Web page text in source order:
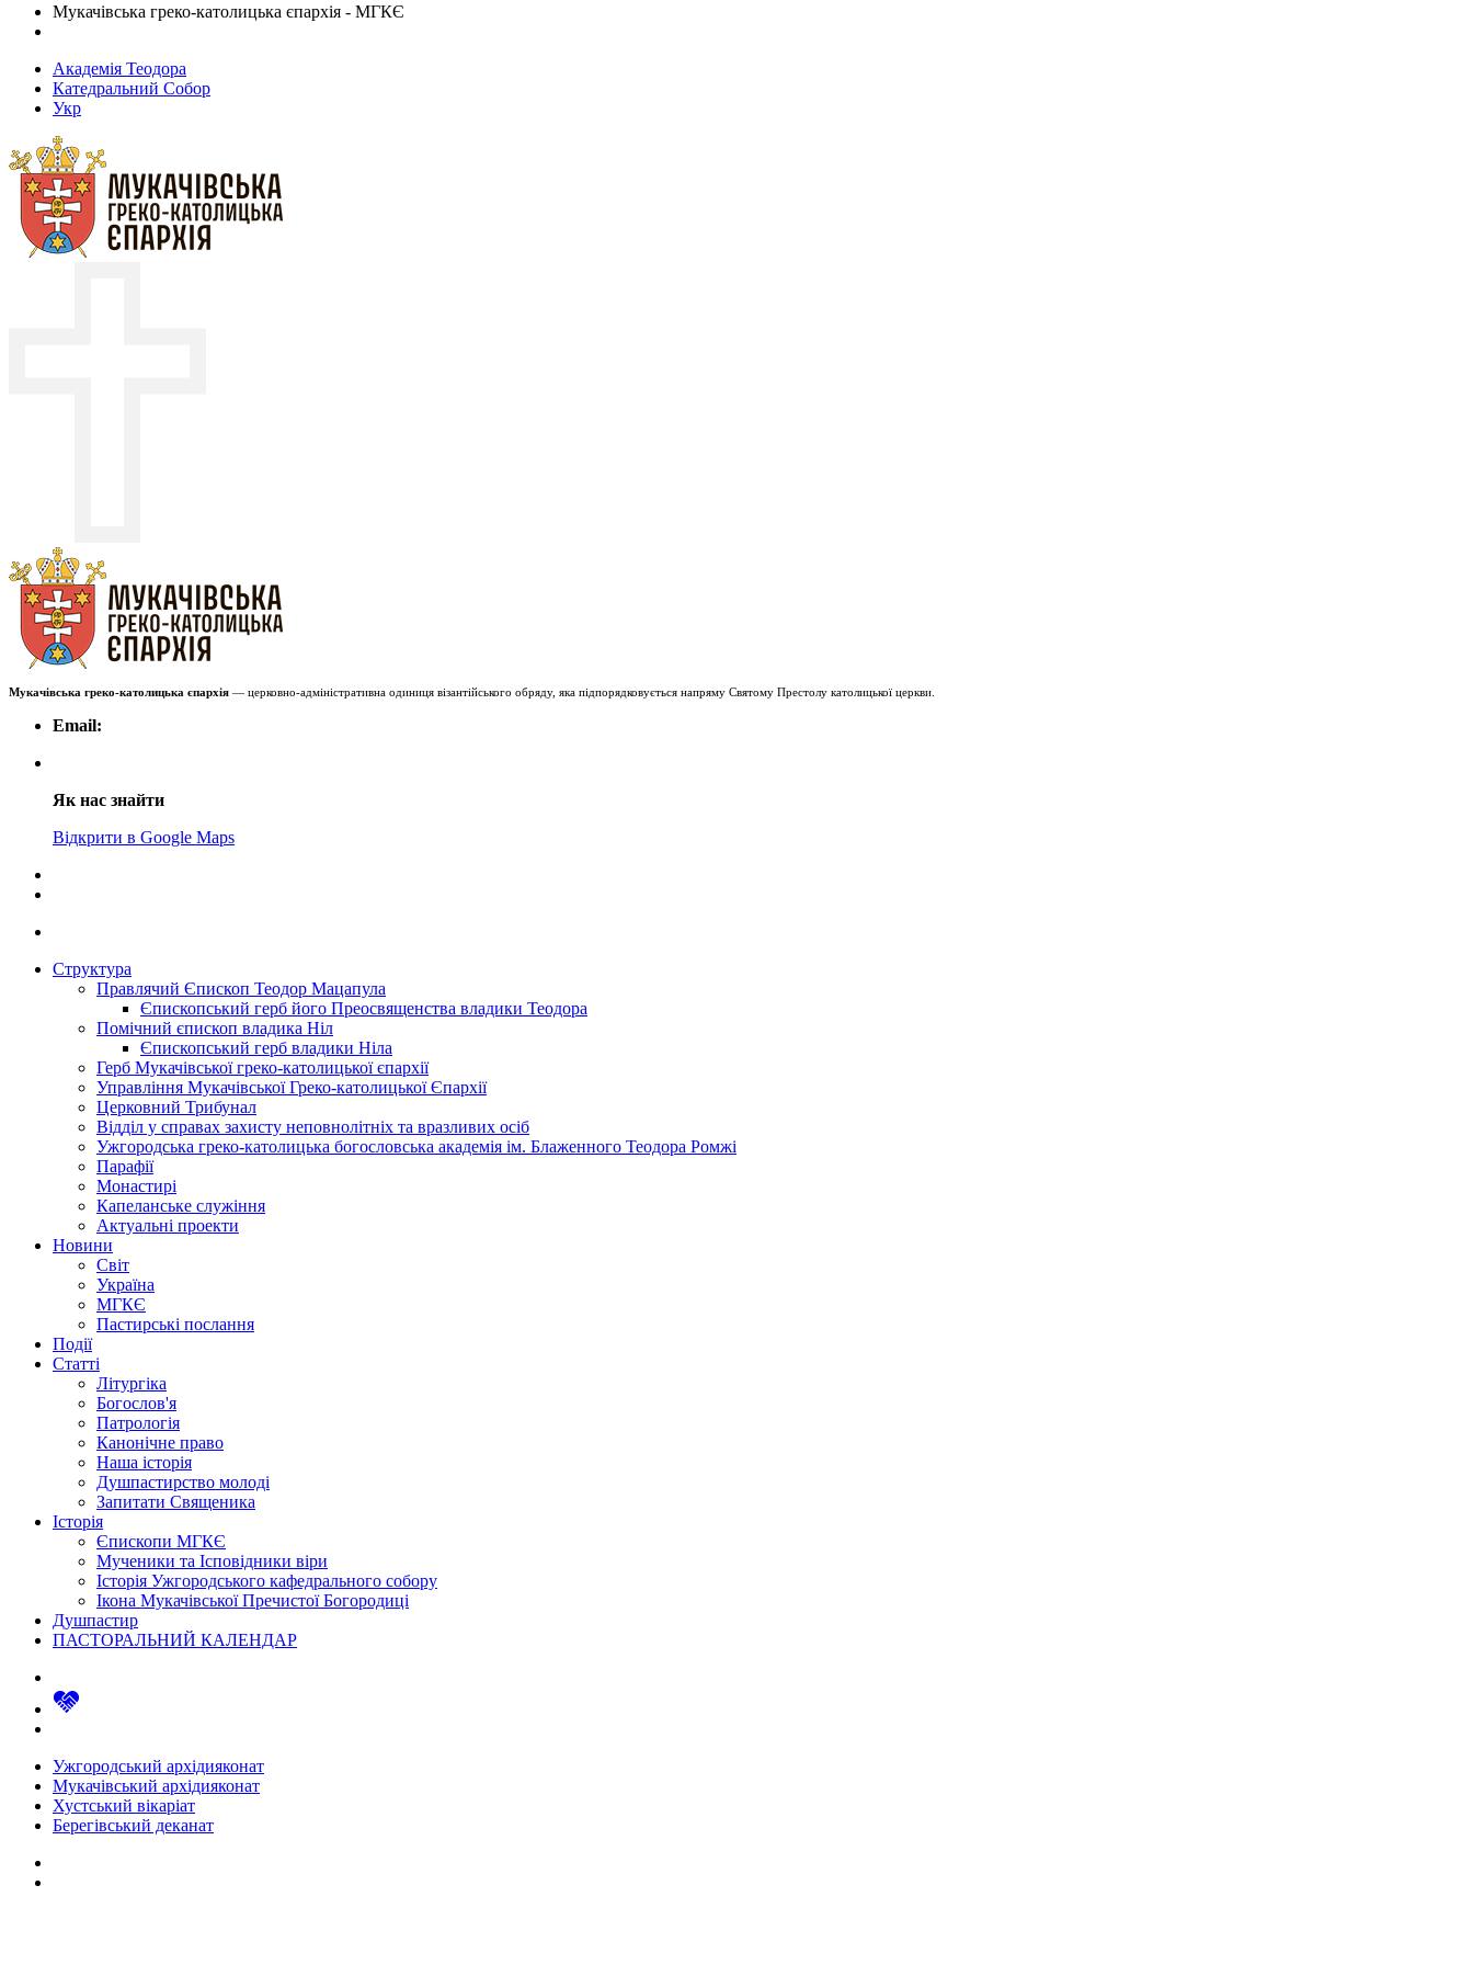
Мукачівська греко-католицька єпархія - МГКЄ
Академія Теодора
Катедральний Собор
Укр
Мукачівська греко-католицька єпархія — церковно-адміністративна одиниця візантійського обряду, яка підпорядковується напряму Святому Престолу католицької церкви.
Email:
Як нас знайти
Відкрити в Google Maps
Структура
Правлячий Єпископ Теодор Мацапула
Єпископський герб його Преосвященства владики Теодора
Помічний єпископ владика Ніл
Єпископський герб владики Ніла
Герб Мукачівської греко-католицької єпархії
Управління Мукачівської Греко-католицької Єпархії
Церковний Трибунал
Відділ у справах захисту неповнолітніх та вразливих осіб
Ужгородська греко-католицька богословська академія ім. Блаженного Теодора Ромжі
Парафії
Монастирі
Капеланське служіння
Актуальні проекти
Новини
Світ
Україна
МГКЄ
Пастирські послання
Події
Статті
Літургіка
Богослов'я
Патрологія
Канонічне право
Наша історія
Душпастирство молоді
Запитати Священика
Історія
Єпископи МГКЄ
Мученики та Ісповідники віри
Історія Ужгородського кафедрального собору
Ікона Мукачівської Пречистої Богородиці
Душпастир
ПАСТОРАЛЬНИЙ КАЛЕНДАР
Ужгородський архідияконат
Мукачівський архідияконат
Хустський вікаріат
Берегівський деканат